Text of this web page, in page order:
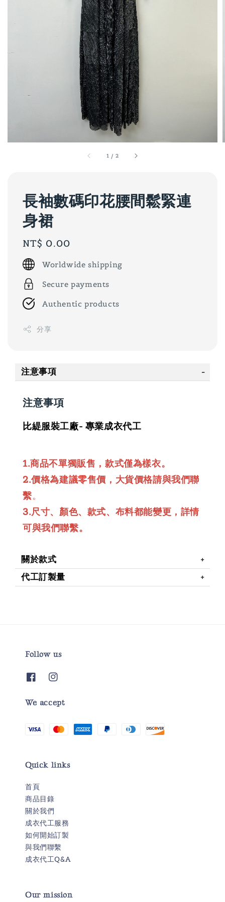
1 / 2
長袖數碼印花腰間鬆緊連
身裙
Regular
price
NT$ 0.00
Worldwide shipping
Secure payments
Authentic products
分享
注意事項
注意事項
比緹服裝工廠- 專業成衣代工
1.商品不單獨販售，款式僅為樣衣。
2.價格為建議零售價，大貨價格請與我們聯
繫。
3.尺寸、顏色、款式、布料都能變更，詳情
可與我們聯繫。
關於款式
代工訂製量
Follow us
We accept
Quick links
首頁
商品目錄
關於我們
成衣代工服務
如何開始訂製
與我們聯繫
成衣代工Q&A
Our mission